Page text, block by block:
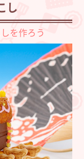
し
を作ろう